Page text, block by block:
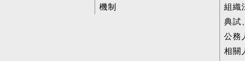
機制
組織
典試
公務
相關